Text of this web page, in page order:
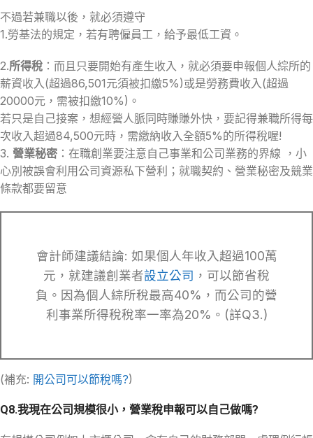
不過若兼職以後，就必須遵守
1.勞基法的規定，若有聘僱員工，給予最低工資。
2.所得稅 ：而且只要開始有產生收入，就必須要申報個人綜所的
薪資收入(超過86,501元須被扣繳5%)或是勞務費收入(超過
20000元，需被扣繳10%)。
若只是自己接案，想經營人脈同時賺賺外快，要記得兼職所得每
次收入超過84,500元時，需繳納收入全額5%的所得稅喔!
3. 營業秘密 ：在職創業要注意自己事業和公司業務的界線 ，小
心別被誤會利用公司資源私下營利；就職契約、營業秘密及競業
條款都要留意
會計師建議結論: 如果個人年收入超過100萬
元，就建議創業者設立公司 ，可以節省稅
負。因為個人綜所稅最高40%，而公司的營
利事業所得稅稅率一率為20%。(詳Q3.)
(補充: 開公司可以節稅嗎?)
Q8.我現在公司規模很小，營業稅申報可以自己做嗎?